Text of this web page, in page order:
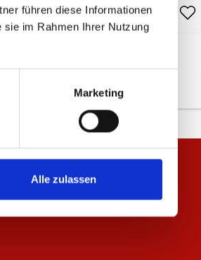
führen diese Informationen
sie im Rahmen Ihrer Nutzung
Marketing
Alle zulassen
69,95 €